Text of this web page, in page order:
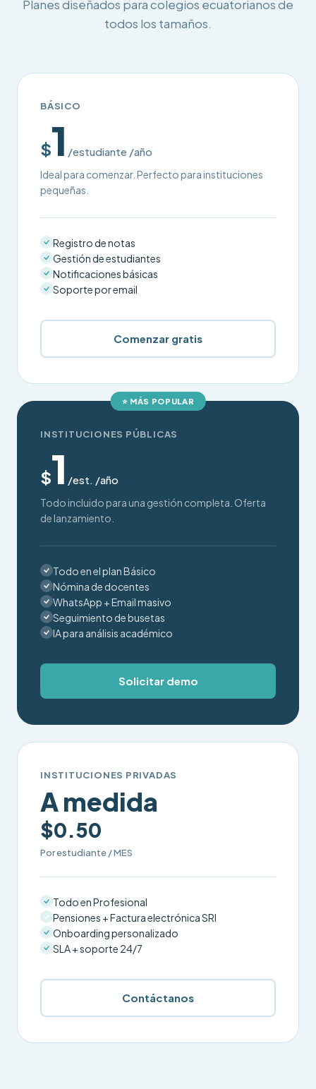
Planes diseñados para colegios ecuatorianos de
todos los tamaños.
BÁSICO
$1 /estudiante /año
Ideal para comenzar. Perfecto para instituciones
pequeñas.
Registro de notas
Gestión de estudiantes
Notificaciones básicas
Soporte por email
Comenzar gratis
⭐ MÁS POPULAR
INSTITUCIONES PÚBLICAS
$1 /est. /año
Todo incluido para una gestión completa. Oferta
de lanzamiento.
Todo en el plan Básico
Nómina de docentes
WhatsApp + Email masivo
Seguimiento de busetas
IA para análisis académico
Solicitar demo
INSTITUCIONES PRIVADAS
A medida
$0.50
Por estudiante / MES
Todo en Profesional
Pensiones + Factura electrónica SRI
Onboarding personalizado
SLA + soporte 24/7
Contáctanos